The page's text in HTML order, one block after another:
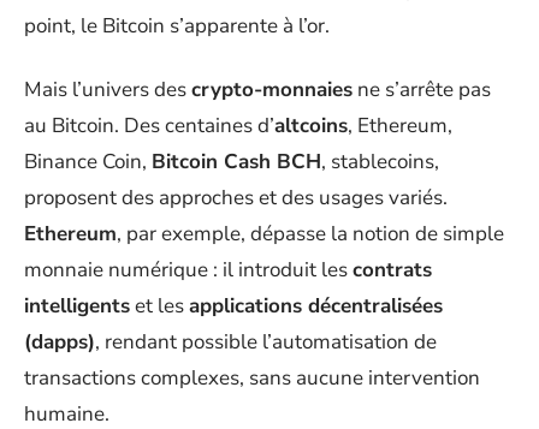
point, le Bitcoin s’apparente à l’or.
Mais l’univers descrypto-monnaies ne s’arrête pas
au Bitcoin. Des centaines d’altcoins, Ethereum,
Binance Coin, Bitcoin Cash BCH, stablecoins,
proposent des approches et des usages variés.
Ethereum, par exemple, dépasse la notion de simple
monnaie numérique : il introduit lescontrats
intelligentset lesapplications décentralisées
(dapps), rendant possible l’automatisation de
transactions complexes, sans aucune intervention
humaine.